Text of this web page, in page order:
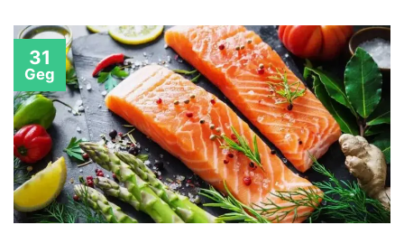
31
Geg